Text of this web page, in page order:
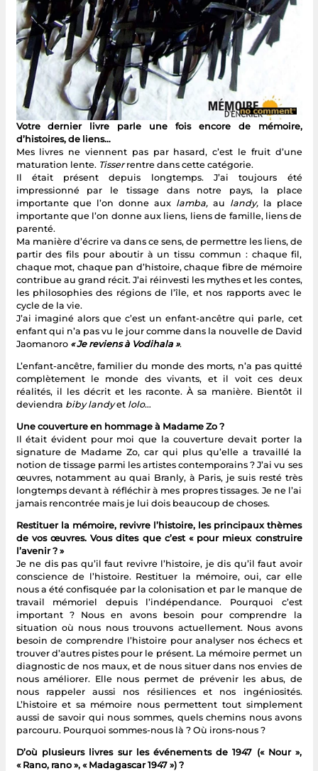
Votre dernier livre parle une fois encore de mémoire,
d’histoires, de liens…
Mes livres ne viennent pas par hasard, c’est le fruit d’une
maturation lente. Tisserrentre dans cette catégorie.
Il était présent depuis longtemps. J’ai toujours été
impressionné par le tissage dans notre pays, la place
importante que l’on donne aux lamba,au landy,la place
importante que l’on donne aux liens, liens de famille, liens de
parenté.
Ma manière d’écrire va dans ce sens, de permettre les liens, de
partir des fils pour aboutir à un tissu commun : chaque fil,
chaque mot, chaque pan d’histoire, chaque fibre de mémoire
contribue au grand récit. J’ai réinvesti les mythes et les contes,
les philosophies des régions de l’île, et nos rapports avec le
cycle de la vie.
J’ai imaginé alors que c’est un enfant-ancêtre qui parle, cet
enfant qui n’a pas vu le jour comme dans la nouvelle de David
Jaomanoro « Je reviens à Vodihala ».
L’enfant-ancêtre, familier du monde des morts, n’a pas quitté
complètement le monde des vivants, et il voit ces deux
réalités, il les décrit et les raconte. À sa manière. Bientôt il
deviendra biby landyet lolo…
Une couverture en hommage à Madame Zo ?
Il était évident pour moi que la couverture devait porter la
signature de Madame Zo, car qui plus qu’elle a travaillé la
notion de tissage parmi les artistes contemporains ? J’ai vu ses
œuvres, notamment au quai Branly, à Paris, je suis resté très
longtemps devant à réfléchir à mes propres tissages. Je ne l’ai
jamais rencontrée mais je lui dois beaucoup de choses.
Restituer la mémoire, revivre l’histoire, les principaux thèmes
de vos œuvres. Vous dites que c’est « pour mieux construire
l’avenir ? »
Je ne dis pas qu’il faut revivre l’histoire, je dis qu’il faut avoir
conscience de l’histoire. Restituer la mémoire, oui, car elle
nous a été confisquée par la colonisation et par le manque de
travail mémoriel depuis l’indépendance. Pourquoi c’est
important ? Nous en avons besoin pour comprendre la
situation où nous nous trouvons actuellement. Nous avons
besoin de comprendre l’histoire pour analyser nos échecs et
trouver d’autres pistes pour le présent. La mémoire permet un
diagnostic de nos maux, et de nous situer dans nos envies de
nous améliorer. Elle nous permet de prévenir les abus, de
nous rappeler aussi nos résiliences et nos ingéniosités.
L’histoire et sa mémoire nous permettent tout simplement
aussi de savoir qui nous sommes, quels chemins nous avons
parcouru. Pourquoi sommes-nous là ? Où irons-nous ?
D’où plusieurs livres sur les événements de 1947 (« Nour »,
« Rano, rano », « Madagascar 1947 ») ?